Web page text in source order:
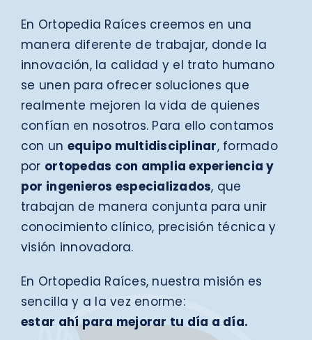
En Ortopedia Raíces creemos en una
manera diferente de trabajar, donde la
innovación, la calidad y el trato humano
se unen para ofrecer soluciones que
realmente mejoren la vida de quienes
confían en nosotros. Para ello contamos
con un equipo multidisciplinar, formado
por ortopedas con amplia experiencia y
por ingenieros especializados, que
trabajan de manera conjunta para unir
conocimiento clínico, precisión técnica y
visión innovadora.
En Ortopedia Raíces, nuestra misión es
sencilla y a la vez enorme:
estar ahí para mejorar tu día a día.